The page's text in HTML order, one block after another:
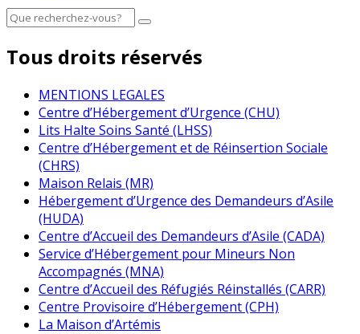
Tous droits réservés
MENTIONS LEGALES
Centre d’Hébergement d’Urgence (CHU)
Lits Halte Soins Santé (LHSS)
Centre d’Hébergement et de Réinsertion Sociale
(CHRS)
Maison Relais (MR)
Hébergement d’Urgence des Demandeurs d’Asile
(HUDA)
Centre d’Accueil des Demandeurs d’Asile (CADA)
Service d’Hébergement pour Mineurs Non
Accompagnés (MNA)
Centre d’Accueil des Réfugiés Réinstallés (CARR)
Centre Provisoire d’Hébergement (CPH)
La Maison d’Artémis